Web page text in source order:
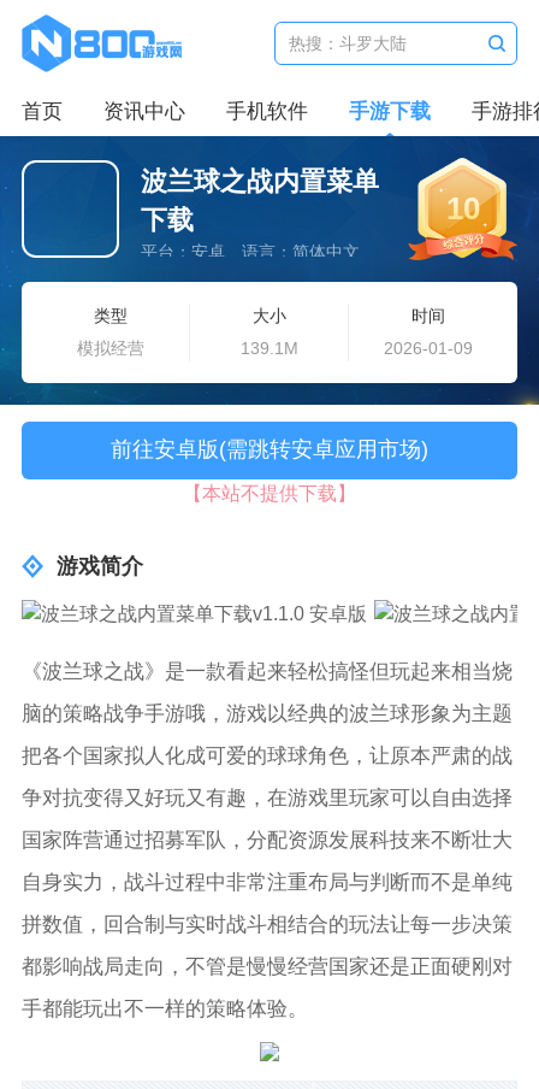
首页 资讯中心 手机软件 手游下载 手游排
波兰球之战内置菜单
下载
平台：安卓 语言：简体中文
10
类型
模拟经营
大小
139.1M
时间
2026-01-09
前往安卓版(需跳转安卓应用市场)
【本站不提供下载】
游戏简介
《波兰球之战》是一款看起来轻松搞怪但玩起来相当烧
脑的策略战争手游哦，游戏以经典的波兰球形象为主题
把各个国家拟人化成可爱的球球角色，让原本严肃的战
争对抗变得又好玩又有趣，在游戏里玩家可以自由选择
国家阵营通过招募军队，分配资源发展科技来不断壮大
自身实力，战斗过程中非常注重布局与判断而不是单纯
拼数值，回合制与实时战斗相结合的玩法让每一步决策
都影响战局走向，不管是慢慢经营国家还是正面硬刚对
手都能玩出不一样的策略体验。